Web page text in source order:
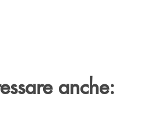
anche: